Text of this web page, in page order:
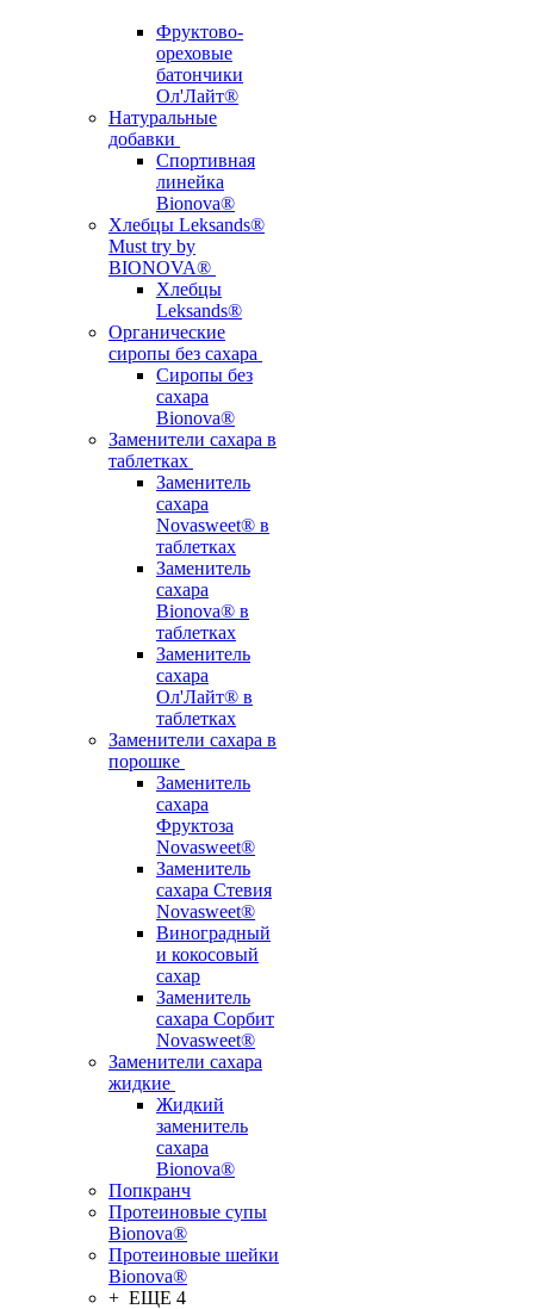
Фруктово-
ореховые
батончики
Ол'Лайт®
Натуральные
добавки
Спортивная
линейка
Bionova®
Хлебцы Leksands®
Must try by
BIONOVA®
Хлебцы
Leksands®
Органические
сиропы без сахара
Сиропы без
сахара
Bionova®
Заменители сахара в
таблетках
Заменитель
сахара
Novasweet® в
таблетках
Заменитель
сахара
Bionova® в
таблетках
Заменитель
сахара
Ол'Лайт® в
таблетках
Заменители сахара в
порошке
Заменитель
сахара
Фруктоза
Novasweet®
Заменитель
сахара Стевия
Novasweet®
Виноградный
и кокосовый
сахар
Заменитель
сахара Сорбит
Novasweet®
Заменители сахара
жидкие
Жидкий
заменитель
сахара
Bionova®
Попкранч
Протеиновые супы
Bionova®
Протеиновые шейки
Bionova®
+ ЕЩЕ 4